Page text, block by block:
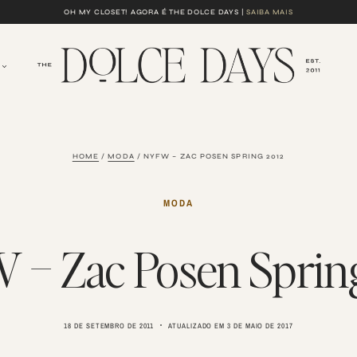
OH MY CLOSET! AGORA É THE DOLCE DAYS |SAIBA MAIS
HOME / MODA / NYFW – ZAC POSEN SPRING 2012
MODA
– Zac Posen
18 DE SETEMBRO DE 2011 ATUALIZADO EM 3 DE MAIO DE 2017